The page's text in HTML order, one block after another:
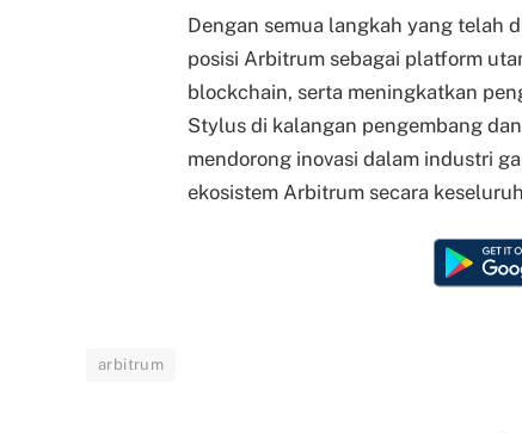
Dengan semua langkah yang telah
posisi Arbitrum sebagai platform
blockchain, serta meningkatkan
Stylus di kalangan pengembang
mendorong inovasi dalam industri
ekosistem Arbitrum secara
arbitrum